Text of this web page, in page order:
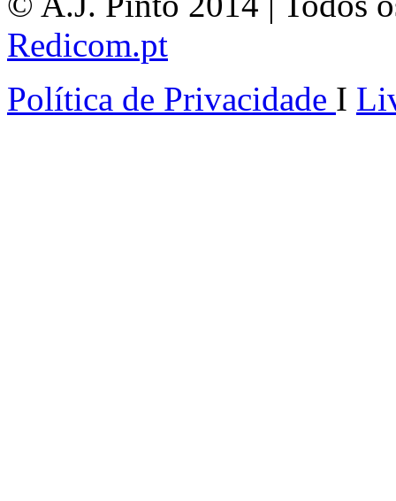
Redicom.pt
Política de Privacidade I